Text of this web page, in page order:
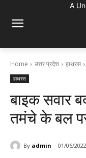
A
Home उत्तर प्रदेश हाथरस
हाथरस
बाइक सवार
तमंचे के बल
By admin 01/06/2022